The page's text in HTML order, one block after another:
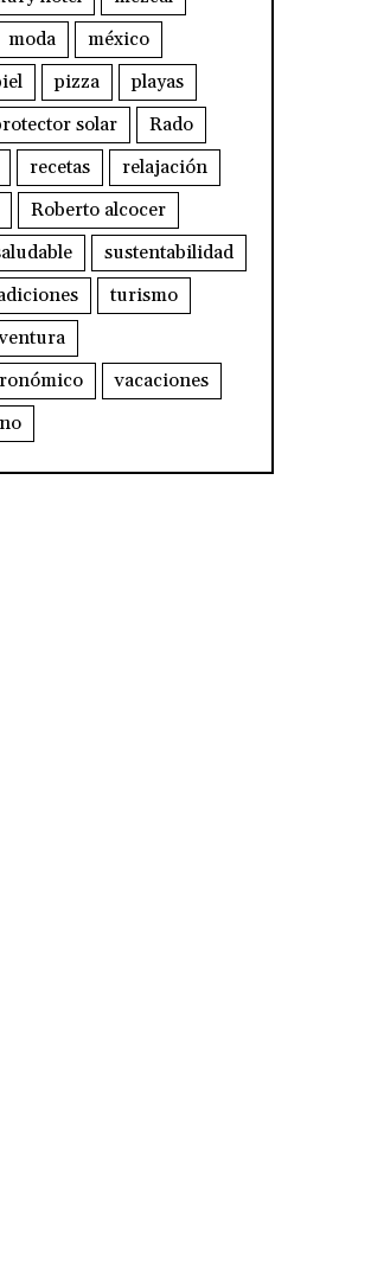
moda
méxico
pizza
playas
solar
Rado
recetas
relajación
Roberto alcocer
sustentabilidad
turismo
vacaciones